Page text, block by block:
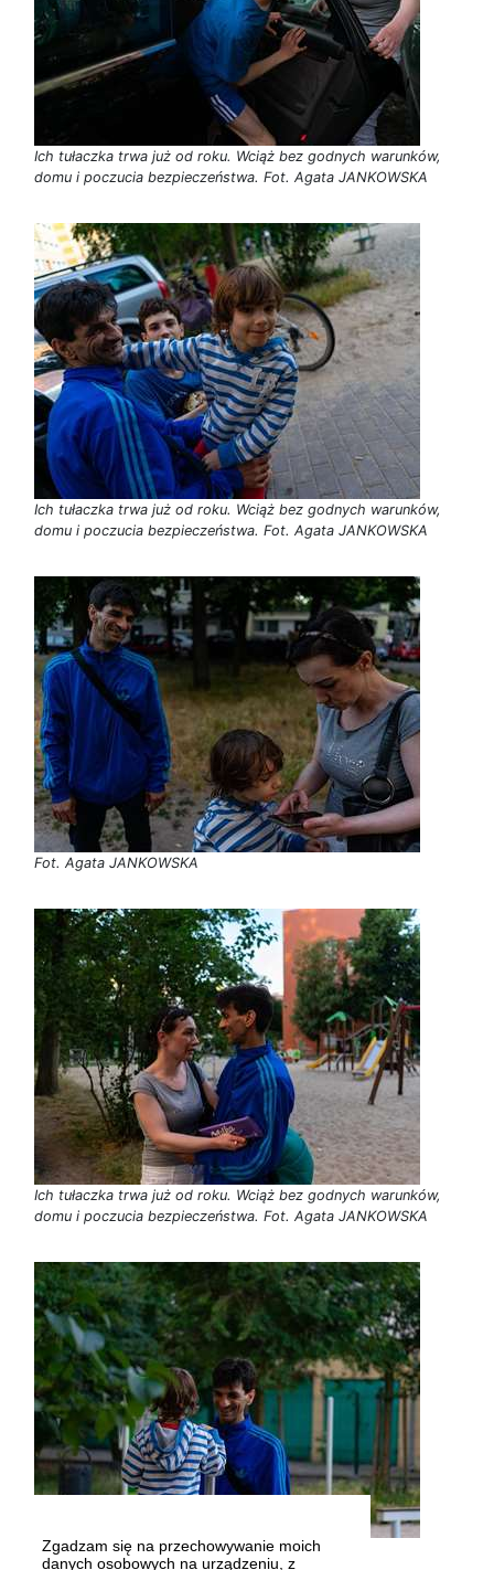
Zgadzam się na przechowywanie moich
danych osobowych na urządzeniu, z
Ich tułaczka trwa już od roku. Wciąż bez godnych warunków,
domu i poczucia bezpieczeństwa. Fot. Agata JANKOWSKA
Ich tułaczka trwa już od roku. Wciąż bez godnych warunków,
domu i poczucia bezpieczeństwa. Fot. Agata JANKOWSKA
Fot. Agata JANKOWSKA
Ich tułaczka trwa już od roku. Wciąż bez godnych warunków,
domu i poczucia bezpieczeństwa. Fot. Agata JANKOWSKA
Fot. Agata JANKOWSKA